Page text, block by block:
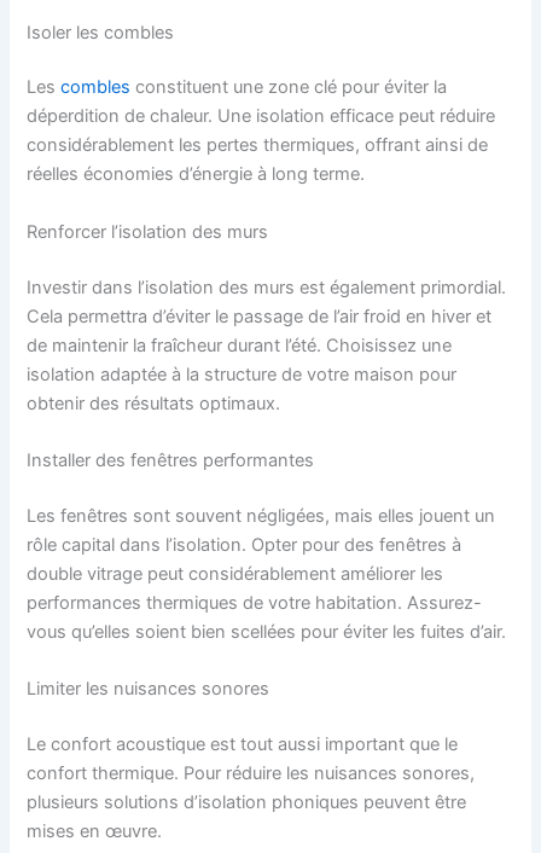
Isoler les combles
Lescombles constituent une zone clé pour éviter la
déperdition de chaleur. Une isolation efficace peut réduire
considérablement les pertes thermiques, offrant ainsi de
réelles économies d’énergie à long terme.
Renforcer l’isolation des murs
Investir dans l’isolation des murs est également primordial.
Cela permettra d’éviter le passage de l’air froid en hiver et
de maintenir la fraîcheur durant l’été. Choisissez une
isolation adaptée à la structure de votre maison pour
obtenir des résultats optimaux.
Installer des fenêtres performantes
Les fenêtres sont souvent négligées, mais elles jouent un
rôle capital dans l’isolation. Opter pour des fenêtres à
double vitrage peut considérablement améliorer les
performances thermiques de votre habitation. Assurez-
vous qu’elles soient bien scellées pour éviter les fuites d’air.
Limiter les nuisances sonores
Le confort acoustique est tout aussi important que le
confort thermique. Pour réduire les nuisances sonores,
plusieurs solutions d’isolation phoniques peuvent être
mises en œuvre.